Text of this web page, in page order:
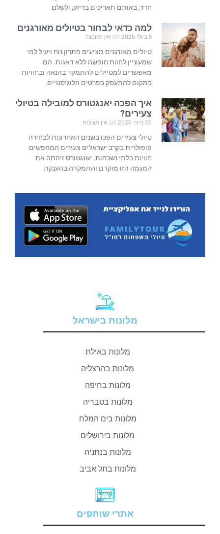
חדר, באותם תאריכים בדיוק, ולשלם
למה כדאי לבחור בטיולים מאורגנים
5 ביולי 2026
אין תגובות
טיולים מאורגנים מציעים פתרון נוח ויעיל למי
שמעוניין לחוות חופשה ללא דאגות. הם
מאפשרים למטיילים להתמקד בהנאה ובחוויות
במקום להתעסק בפרטים הלוגיסטיים.
איך הפכה יאנגטורס למובילה בטיולי
צעירים?
26 ביוני 2026
אין תגובות
טיולי צעירים הפכו בשנים האחרונות לבחירה
פופולרית בקרב ישראלים צעירים המחפשים
חוויות בלתי נשכחות. יאנגטורס זיהתה את
המגמה הזו מוקדם והתמקדה בהענקת
מלונות בישראל
מלונות באילת
מלונות בהרצליה
מלונות בחיפה
מלונות בטבריה
מלונות בים המלח
מלונות בירושלים
מלונות בנתניה
מלונות בתל אביב
אתרי שותפים